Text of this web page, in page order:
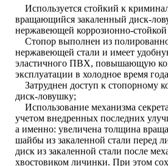
Используется стойкий к
вращающийся закаленный диск-
нержавеющей коррозионно-стойкой
Стопор выполнен из
нержавеющей стали и имеет
эластичного ПВХ, повышающую
эксплуатации в холодное время
Затруднен доступ к стопорному
диск-ловушку;
Использование механизма
учетом внедренных последних
а именно: увеличена толщина
шайбы из закаленной стали перед
диск из закаленной стали после
хвостовиком личинки. При этом